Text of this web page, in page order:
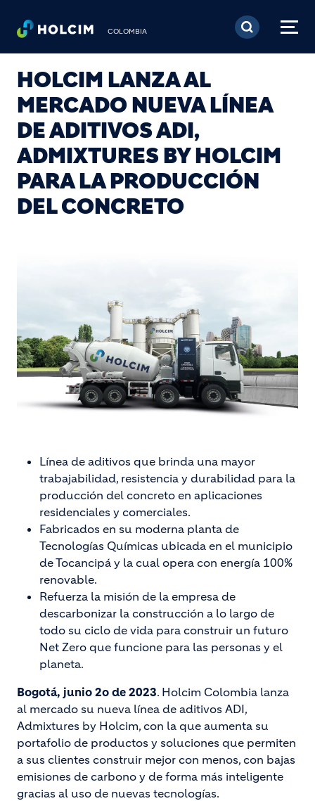
Pasar al contenido
COLOMBIA
HOLCIM LANZA AL
MERCADO NUEVA LÍNEA
DE ADITIVOS ADI,
ADMIXTURES BY HOLCIM
PARA LA PRODUCCIÓN
DEL CONCRETO
Línea de aditivos que brinda una mayor
trabajabilidad, resistencia y durabilidad para la
producción del concreto en aplicaciones
residenciales y comerciales.
Fabricados en su moderna planta de
Tecnologías Químicas ubicada en el municipio
de Tocancipá y la cual opera con energía 100%
renovable.
Refuerza la misión de la empresa de
descarbonizar la construcción a lo largo de
todo su ciclo de vida para construir un futuro
Net Zero que funcione para las personas y el
planeta.
Bogotá, junio 2o de 2023. Holcim Colombia lanza
al mercado su nueva línea de aditivos ADI,
Admixtures by Holcim, con la que aumenta su
portafolio de productos y soluciones que permiten
a sus clientes construir mejor con menos, con bajas
emisiones de carbono y de forma más inteligente
gracias al uso de nuevas tecnologías.